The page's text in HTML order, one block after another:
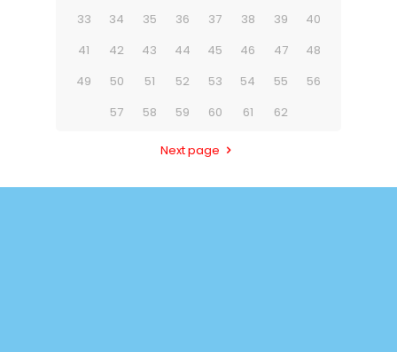
33
34 35 36 37 38 39
40
41
42 43 44 45 46 47
48
49
50 51 52 53 54 55
56
57
58 59 60 61 62
Next page